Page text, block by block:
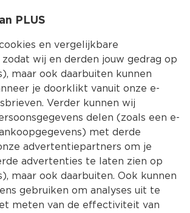
Kies jouw
PLUS
en vergelijkbare
wij en derden jouw gedrag op
maar ook daarbuiten kunnen
je doorklikt vanuit onze e-
Verder kunnen wij
delen (zoals een e-
met derde
advertentiepartners om je
advertenties te laten zien op
maar ook daarbuiten. Ook kunnen
gebruiken om analyses uit te
meten van de effectiviteit van